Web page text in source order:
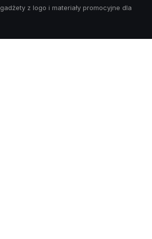
z logo i materiały promocyjne dla